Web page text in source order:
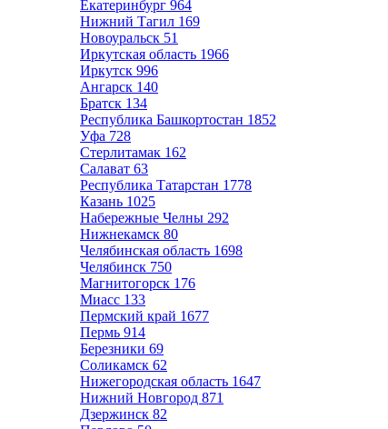
Екатеринбург 964
Нижний Тагил 169
Новоуральск 51
Иркутская область 1966
Иркутск 996
Ангарск 140
Братск 134
Республика Башкортостан 1852
Уфа 728
Стерлитамак 162
Салават 63
Республика Татарстан 1778
Казань 1025
Набережные Челны 292
Нижнекамск 80
Челябинская область 1698
Челябинск 750
Магнитогорск 176
Миасс 133
Пермский край 1677
Пермь 914
Березники 69
Соликамск 62
Нижегородская область 1647
Нижний Новгород 871
Дзержинск 82